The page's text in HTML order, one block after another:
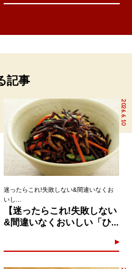
記事
2026.6.10
迷ったらこれ!失敗しない&間違いなくお
いし...
【迷ったらこれ!失敗しない
&間違いなくおいしい「ひ...